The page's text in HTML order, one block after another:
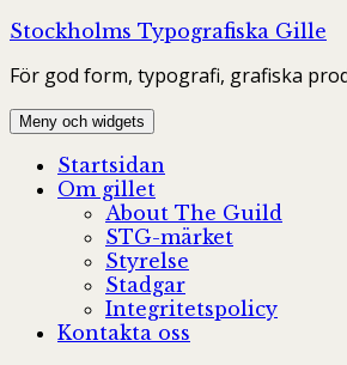
Hoppa
innehåll
Stockholms Typografiska Gille
För god form, typografi, grafiska
Meny och widgets
Startsidan
Om gillet
About The Guild
STG-märket
Styrelse
Stadgar
Integritetspolicy
Kontakta oss